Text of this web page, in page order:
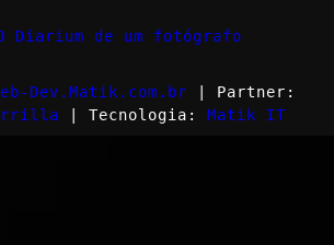
Diarium de um fotógrafo
Dev.Matik.com.br | Partner:
| Tecnologia: Matik IT